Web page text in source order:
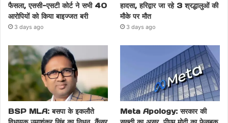
फैसला, एससी-एसटी कोर्ट ने सभी 40
आरोपियों को किया बाइज्जत बरी
3 days ago
हादसा, हरिद्वार जा रहे 3 श्रद्धालुओं की
मौके पर मौत
3 days ago
BSP MLA: बसपा के इकलौते
Meta Apology: सरकार की